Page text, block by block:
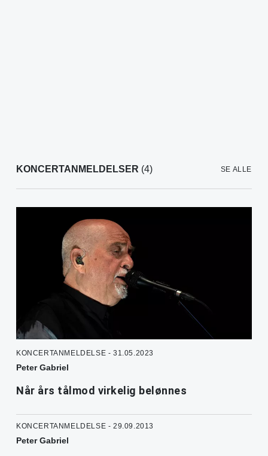
KONCERTANMELDELSER (4) SE ALLE
KONCERTANMELDELSE - 31.05.2023
Peter Gabriel
Når års tålmod virkelig belønnes
KONCERTANMELDELSE - 29.09.2013
Peter Gabriel